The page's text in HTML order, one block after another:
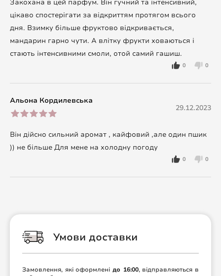
Закохана в цей парфум. Він гучний та інтенсивний,
цікаво спостерігати за відкриттям протягом всього
дня. Взимку більше фруктово відкривається,
мандарин гарно чути. А влітку фрукти ховаються і
стають інтенсивними смоли, отой самий гашиш.
0 0
Альона Кордилевська
29.12.2023
Він дійсно сильний аромат , кайфовий ,але один пшик
)) не більше Для мене на холодну погоду
0 0
Умови доставки
Замовлення, які оформлені до 16:00, відправляються в